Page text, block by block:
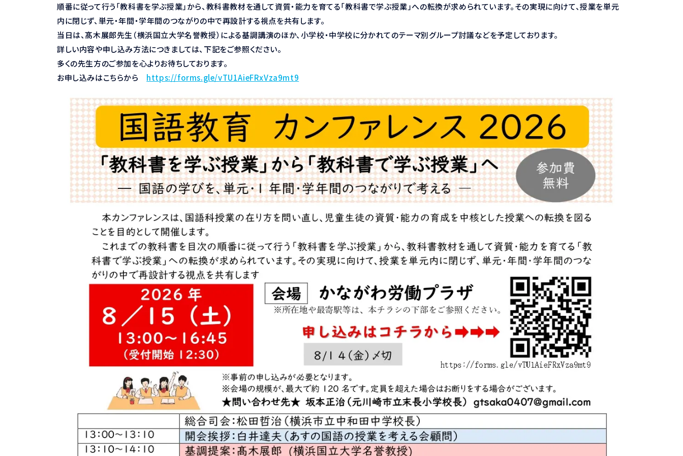
順番に従って行う「教科書を学ぶ授業」から、教科書教材を通して資質・能力を育てる「教科書で学ぶ授業」への転換が求められています。その実現に向けて、授業を単元
内に閉じず、単元・年間・学年間のつながりの中で再設計する視点を共有します。
当日は、髙木展郎先生（横浜国立大学名誉教授）による基調講演のほか、小学校・中学校に分かれてのテーマ別グループ討議などを予定しております。
詳しい内容や申し込み方法につきましては、下記をご参照ください。
多くの先生方のご参加を心よりお待ちしております。
お申し込みはこちらから https://forms.gle/vTU1AieFRxVza9mt9